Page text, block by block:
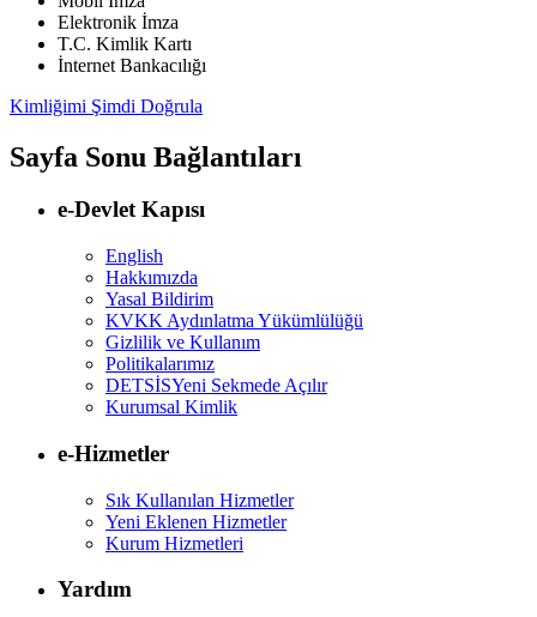
Elektronik İmza
T.C. Kimlik Kartı
İnternet Bankacılığı
Kimliğimi Şimdi Doğrula
Sayfa Sonu Bağlantıları
e-Devlet Kapısı
English
Hakkımızda
Yasal Bildirim
KVKK Aydınlatma Yükümlülüğü
Gizlilik ve Kullanım
Politikalarımız
DETSİSYeni Sekmede Açılır
Kurumsal Kimlik
e-Hizmetler
Sık Kullanılan Hizmetler
Yeni Eklenen Hizmetler
Kurum Hizmetleri
Yardım